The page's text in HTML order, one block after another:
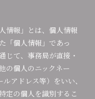
情報」とは、個人情報
「個人情報」であっ
じて、事務局が直接・
の個人のニックネー
アドレス等）をいい、
定の個人を識別するこ